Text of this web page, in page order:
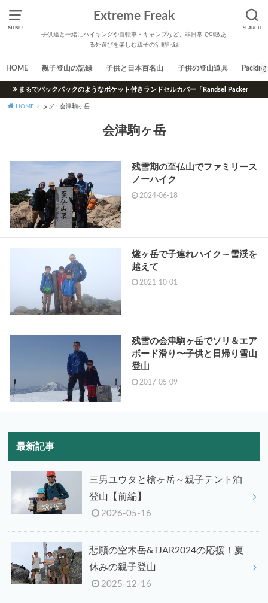
MENU SEARCH
Extreme Freak
子供達と一緒にハイキングや自転車・キャンプなど、非日常で刺激あ
る外遊びを楽しむ親子の活動記録
HOME 親子登山の記録 子供と日本百名山 子供の登山道具 Packing
まるでバックパックのようなポケット付きランドセルカバー「Randsel Packer」
HOME タグ : 会津駒ヶ岳
会津駒ヶ岳
残雪期の至仏山でファミリース
ノーハイク
2024-06-18
燧ヶ岳で子連れハイク～雪渓を
越えて
2021-10-01
残雪の会津駒ヶ岳でソリ＆エア
ボード滑り〜子供と日帰り雪山
登山
2017-05-09
最新記事
三男ユウタと槍ヶ岳～親子テント泊
登山【前編】
2026-05-16
悲願の空木岳&TJAR2024の応援！夏
休みの親子登山
2025-12-16